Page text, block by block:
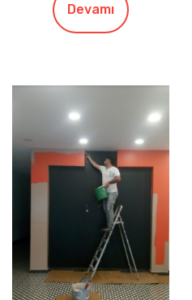
Devamı